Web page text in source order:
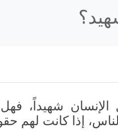
الإنسان شهيداً،
إذا كانت لهم